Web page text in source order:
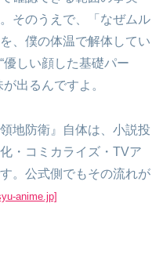
そのうえで、「なぜムル
、僕の体温で解体してい
しい顔した基礎パー
出るんですよ。
地防衛』自体は、小説投
・コミカライズ・TVア
。公式側でもその流れが
anime.jp]